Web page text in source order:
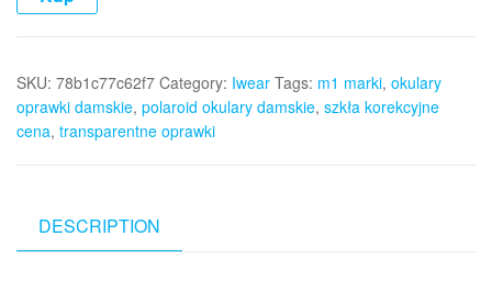
SKU: 78b1c77c62f7 Category: Iwear Tags: m1 marki, okulary
oprawki damskie, polaroid okulary damskie, szkła korekcyjne
cena, transparentne oprawki
DESCRIPTION